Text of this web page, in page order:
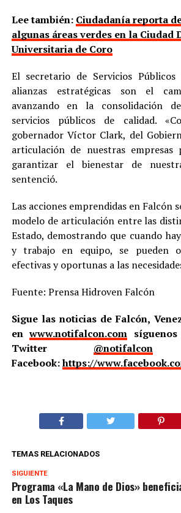
Lee también: Ciudadanía reporta
algunas áreas verdes en la Ciudad
Universitaria de Coro
El secretario de Servicios
alianzas estratégicas son el
avanzando en la consolidación
servicios públicos de calidad.
gobernador Víctor Clark, del
articulación de nuestras empresas
garantizar el bienestar de
sentenció.
Las acciones emprendidas en Falcón
modelo de articulación entre las
Estado, demostrando que cuando
y trabajo en equipo, se pueden
efectivas y oportunas a las
Fuente: Prensa Hidroven Falcón
Sigue las noticias de Falcón,
enwww.notifalcon.com
Twitter @notifalcon
Facebook:https://
TEMAS RELACIONADOS
SIGUIENTE
Programa «La Mano de Dios»
en Los Taques